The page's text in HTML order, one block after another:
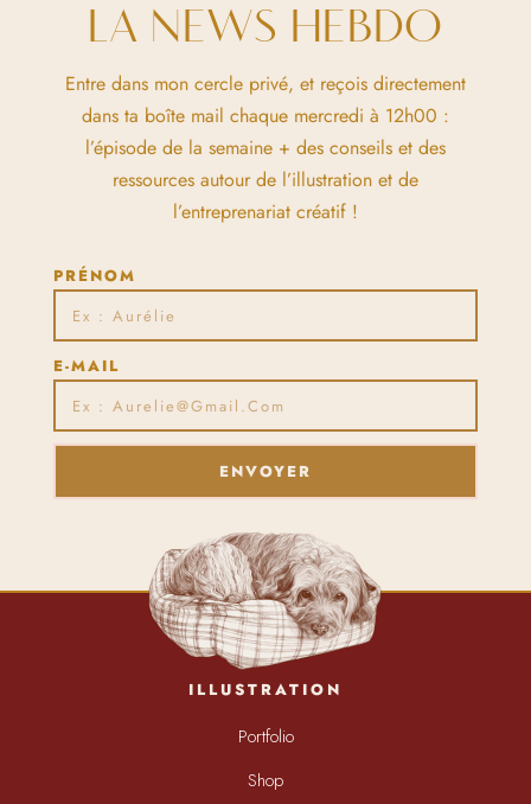
LA NEWS HEBDO
Entre dans mon cercle privé, et reçois directement
dans ta boîte mail chaque mercredi à 12h00 :
l’épisode de la semaine + des conseils et des
ressources autour de l’illustration et de
l’entreprenariat créatif !
PRÉNOM
E-MAIL
ENVOYER
ILLUSTRATION
Portfolio
Shop